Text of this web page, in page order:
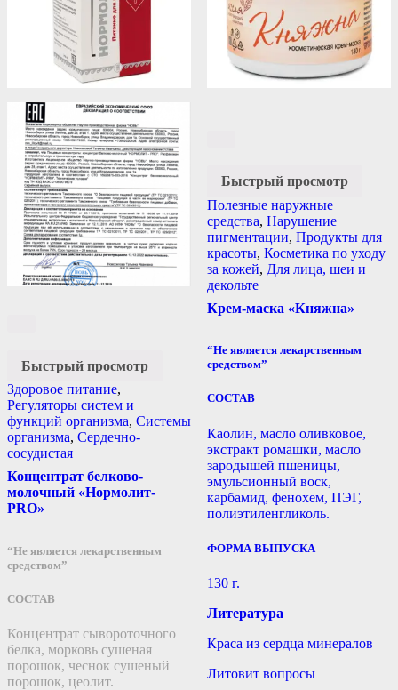
Быстрый просмотр
Здоровое питание,
Регуляторы систем и
функций организма, Системы
организма, Сердечно-
сосудистая
Концентрат белково-
молочный «Нормолит-
PRO»
“Не является лекарственным
средством”
СОСТАВ
Концентрат сывороточного
белка, морковь сушеная
порошок, чеснок сушеный
порошок, цеолит.
Быстрый просмотр
Полезные наружные
средства, Нарушение
пигментации, Продукты для
красоты, Косметика по уходу
за кожей, Для лица, шеи и
декольте
Крем-маска «Княжна»
“Не является лекарственным
средством”
СОСТАВ
Каолин, масло оливковое,
экстракт ромашки, масло
зародышей пшеницы,
эмульсионный воск,
карбамид, фенохем, ПЭГ,
полиэтиленгликоль.
ФОРМА ВЫПУСКА
130 г.
Литература
Краса из сердца минералов
Литовит вопросы